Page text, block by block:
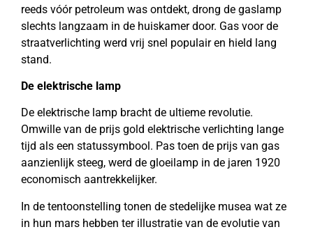
reeds vóór petroleum was ontdekt, drong de gaslamp
slechts langzaam in de huiskamer door. Gas voor de
straatverlichting werd vrij snel populair en hield lang
stand.
De elektrische lamp
De elektrische lamp bracht de ultieme revolutie.
Omwille van de prijs gold elektrische verlichting lange
tijd als een statussymbool. Pas toen de prijs van gas
aanzienlijk steeg, werd de gloeilamp in de jaren 1920
economisch aantrekkelijker.
In de tentoonstelling tonen de stedelijke musea wat ze
in hun mars hebben ter illustratie van de evolutie van